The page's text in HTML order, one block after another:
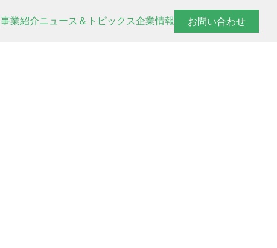
事業紹介ニュース＆トピックス企業情報 お問い合わせ